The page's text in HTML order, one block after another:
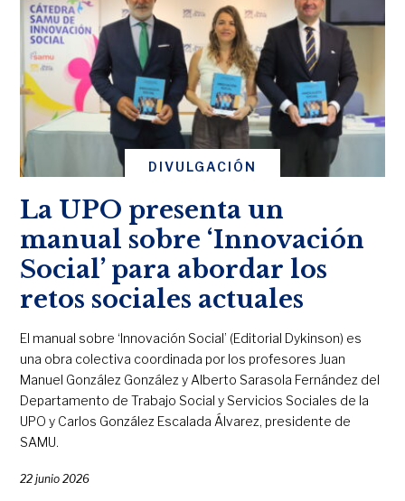
DIVULGACIÓN
La UPO presenta un
manual sobre ‘Innovación
Social’ para abordar los
retos sociales actuales
El manual sobre ‘Innovación Social’ (Editorial Dykinson) es
una obra colectiva coordinada por los profesores Juan
Manuel González González y Alberto Sarasola Fernández del
Departamento de Trabajo Social y Servicios Sociales de la
UPO y Carlos González Escalada Álvarez, presidente de
SAMU.
22 junio 2026